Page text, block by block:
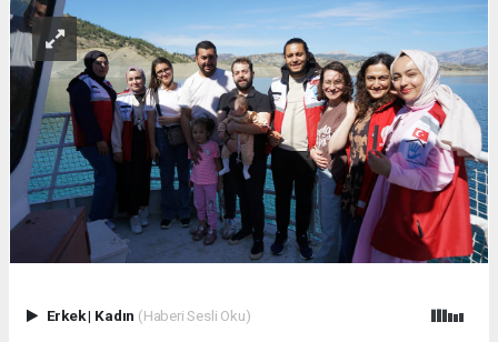
Erkek| Kadın (Haberi Sesli Oku)